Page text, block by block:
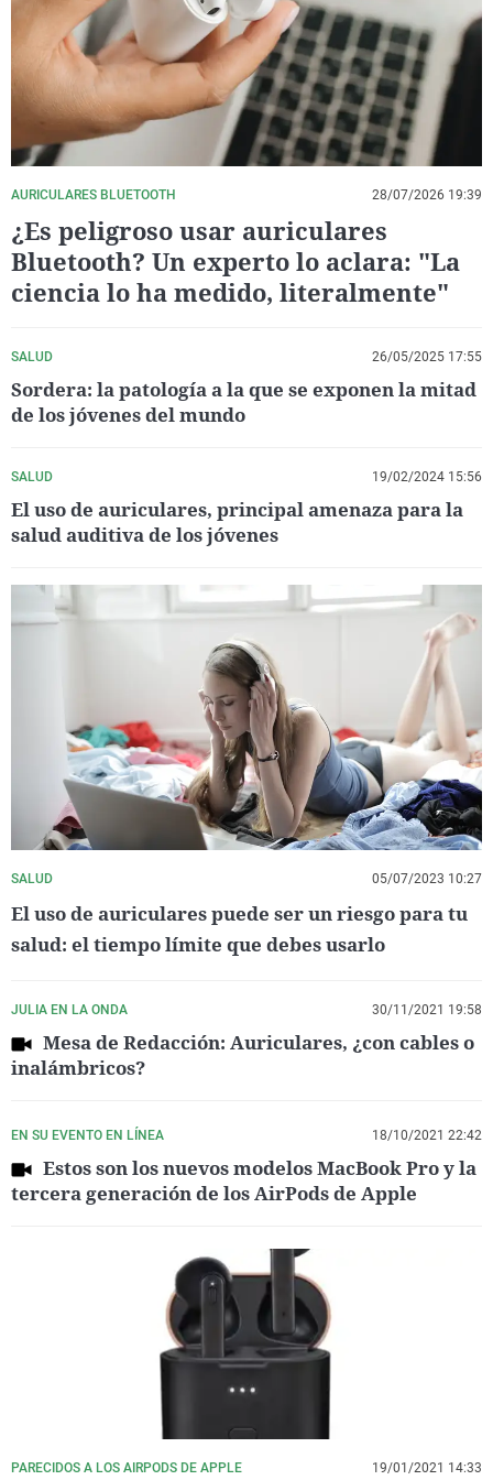
La rosa de los vientos
Gente viajera
Como el perro y el
Caso
Retornados
Equipo de
Operación Viuda
Extremadura
Galicia
La Rioja
Navarra
País Vasco
Virales
Televisión
Elecciones
AURICULARES BLUETOOTH 28/07/2026 19:39
¿Es peligroso usar auriculares
Bluetooth? Un experto lo aclara: "La
ciencia lo ha medido, literalmente"
SALUD 26/05/2025 17:55
Sordera: la patología a la que se exponen la mitad
de los jóvenes del mundo
SALUD 19/02/2024 15:56
El uso de auriculares, principal amenaza para la
salud auditiva de los jóvenes
SALUD 05/07/2023 10:27
El uso de auriculares puede ser un riesgo para tu
salud: el tiempo límite que debes usarlo
JULIA EN LA ONDA 30/11/2021 19:58
Mesa de Redacción: Auriculares, ¿con cables o
inalámbricos?
EN SU EVENTO EN LÍNEA 18/10/2021 22:42
Estos son los nuevos modelos MacBook Pro y la
tercera generación de los AirPods de Apple
PARECIDOS A LOS AIRPODS DE APPLE 19/01/2021 14:33